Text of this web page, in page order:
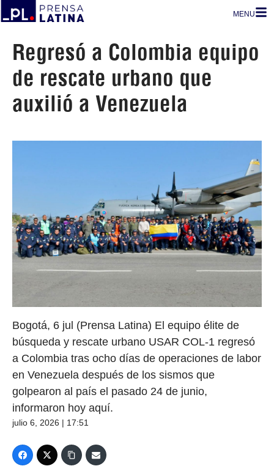
MENU
Regresó a Colombia equipo
de rescate urbano que
auxilió a Venezuela
Bogotá, 6 jul (Prensa Latina) El equipo élite de
búsqueda y rescate urbano USAR COL-1 regresó
a Colombia tras ocho días de operaciones de labor
en Venezuela después de los sismos que
golpearon al país el pasado 24 de junio,
informaron hoy aquí.
julio 6, 2026 | 17:51